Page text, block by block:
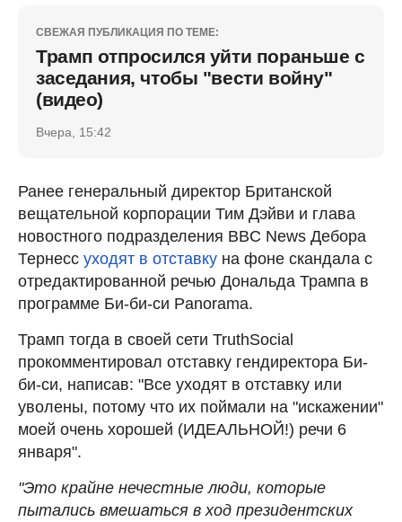
СВЕЖАЯ ПУБЛИКАЦИЯ ПО ТЕМЕ:
Трамп отпросился уйти пораньше с
заседания, чтобы "вести войну"
(видео)
Вчера, 15:42
Ранее генеральный директор Британской
вещательной корпорации Тим Дэйви и глава
новостного подразделения BBC News Дебора
Тернесс уходят в отставку на фоне скандала с
отредактированной речью Дональда Трампа в
программе Би-би-си Panorama.
Трамп тогда в своей сети TruthSocial
прокомментировал отставку гендиректора Би-
би-си, написав: "Все уходят в отставку или
уволены, потому что их поймали на "искажении"
моей очень хорошей (ИДЕАЛЬНОЙ!) речи 6
января".
"Это крайне нечестные люди, которые
пытались вмешаться в ход президентских